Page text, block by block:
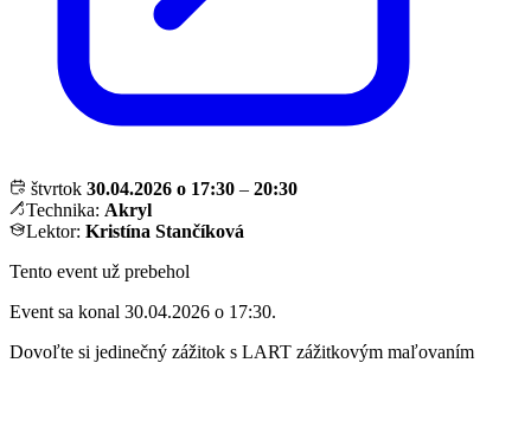
štvrtok 30.04.2026 o 17:30 – 20:30
Technika: Akryl
Lektor: Kristína Stančíková
Tento event už prebehol
Event sa konal 30.04.2026 o 17:30.
Dovoľte si jedinečný zážitok s LART zážitkovým maľovaním